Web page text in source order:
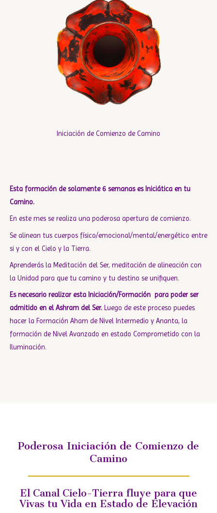
Iniciación de Comienzo de Camino
Esta formación de solamente 6 semanas es Iniciática en tu
Camino.
En este mes se realiza una poderosa apertura de comienzo.
Se alinean tus cuerpos físico/emocional/mental/energético entre
si y con el Cielo y la Tierra.
Aprenderás la Meditación del Ser, meditación de alineación con
la Unidad para que tu camino y tu destino se unifiquen.
Es necesario realizar esta Iniciación/Formación para poder ser
admitido en el Ashram del Ser. Luego de este proceso puedes
hacer la Formación Aham de Nivel Intermedio y Ananta, la
formación de Nivel Avanzado en estado Comprometido con la
Iluminación.
Poderosa Iniciación de Comienzo de
Camino
El Canal Cielo-Tierra fluye para que
Vivas tu Vida en Estado de Elevación